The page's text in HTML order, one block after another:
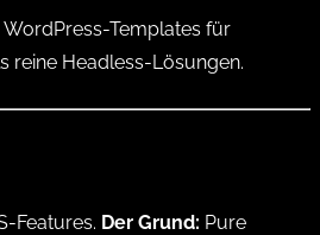
Templates für
reine Headless-Lösungen.
Features. Der Grund: Pure